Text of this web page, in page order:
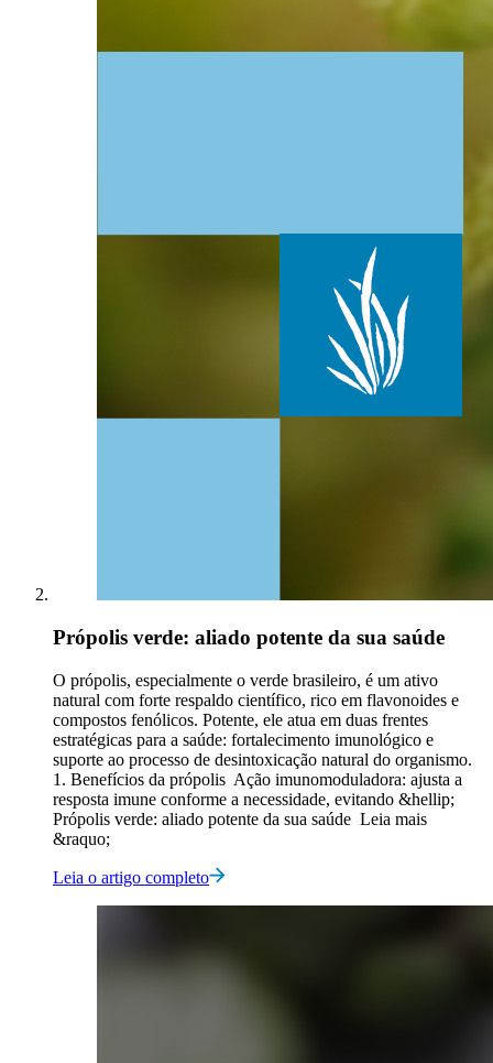
Própolis verde: aliado potente da sua saúde
O própolis, especialmente o verde brasileiro, é um ativo
natural com forte respaldo científico, rico em flavonoides e
compostos fenólicos. Potente, ele atua em duas frentes
estratégicas para a saúde: fortalecimento imunológico e
suporte ao processo de desintoxicação natural do organismo.
1. Benefícios da própolis Ação imunomoduladora: ajusta a
resposta imune conforme a necessidade, evitando &hellip;
Própolis verde: aliado potente da sua saúde Leia mais
&raquo;
Leia o artigo completo